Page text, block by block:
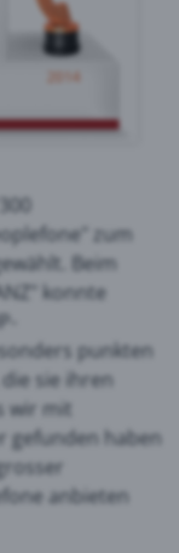
zum
Beim
konnte
punkten
sie ihren
wir mit
gefunden haben
anbieten